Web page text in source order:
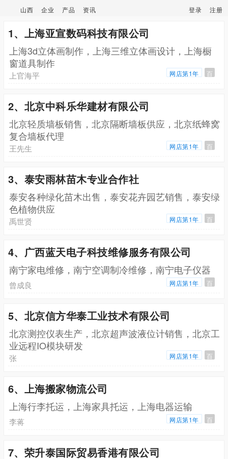
山西 企业 产品 资讯 登录 注册
1、上海亚宣数码科技有限公司
上海3d立体画制作，上海三维立体画设计，上海橱
窗道具制作
上官海平 网店第1年 百
2、北京中科乐华建材有限公司
北京轻质墙板销售，北京隔断墙板供应，北京纸蜂窝
复合墙板代理
王先生 网店第1年 百
3、泰安雨林苗木专业合作社
泰安各种绿化苗木出售，泰安花卉园艺销售，泰安绿
色植物供应
禹世贤 网店第1年 百
4、广西蓝天电子科技维修服务有限公司
南宁家电维修，南宁空调制冷维修，南宁电子仪器
曾成良 网店第1年 百
5、北京信方华泰工业技术有限公司
北京测控仪表生产，北京超声波液位计销售，北京工
业远程IO模块研发
张 网店第1年 百
6、上海搬家物流公司
上海行李托运，上海家具托运，上海电器运输
李蒋 网店第1年 百
7、荣升泰国际贸易香港有限公司